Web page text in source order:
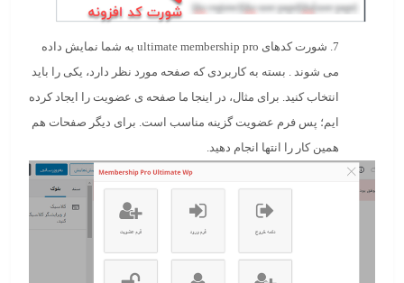
7. شورت کدهای ultimate membership pro به شما نمایش داده
می شوند . بسته به کاربردی که صفحه مورد نظر دارد، یکی را باید
انتخاب کنید. برای مثال، در اینجا ما صفحه ی عضویت را ایجاد کرده
ایم؛ پس فرم عضویت گزینه مناسب است. برای دیگر صفحات هم
همین کار را انتها انجام دهید.